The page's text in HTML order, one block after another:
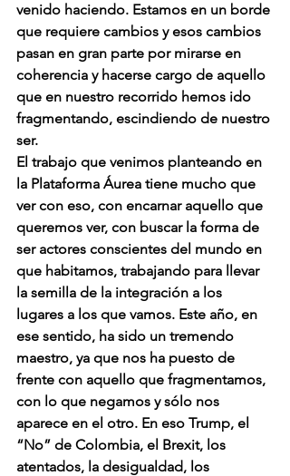
venido haciendo. Estamos en un borde
que requiere cambios y esos cambios
pasan en gran parte por mirarse en
coherencia y hacerse cargo de aquello
que en nuestro recorrido hemos ido
fragmentando, escindiendo de nuestro
ser.
El trabajo que venimos planteando en
la Plataforma Áurea tiene mucho que
ver con eso, con encarnar aquello que
queremos ver, con buscar la forma de
ser actores conscientes del mundo en
que habitamos, trabajando para llevar
la semilla de la integración a los
lugares a los que vamos. Este año, en
ese sentido, ha sido un tremendo
maestro, ya que nos ha puesto de
frente con aquello que fragmentamos,
con lo que negamos y sólo nos
aparece en el otro. En eso Trump, el
“No” de Colombia, el Brexit, los
atentados, la desigualdad, los